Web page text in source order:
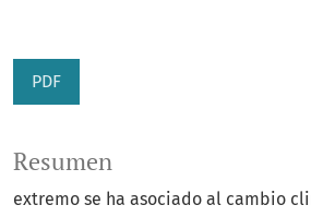
PDF
Resumen
extremo se ha asociado al cambio